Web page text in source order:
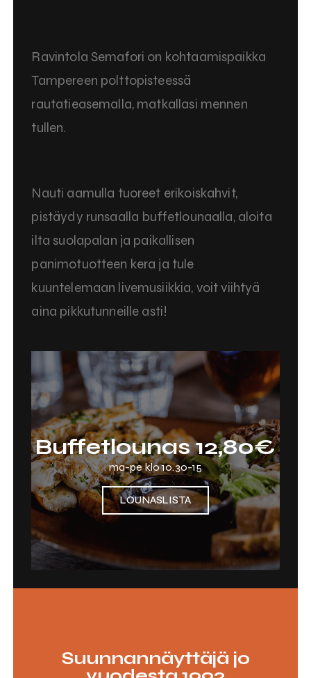
Ravintola Semafori on kohtaamispaikka
Tampereen polttopisteessä
rautatieasemalla, matkallasi mennen
tullen.
Nauti aamulla tuoreet erikoiskahvit,
pistäydy runsaalla buffetlounaalla, aloita
ilta suolapalan ja paikallisen
panimotuotteen kera ja tule
kuuntelemaan livemusiikkia, voit viihtyä
aina pikkutunneille asti!
Buffetlounas 12,80€
ma-pe klo 10.30-15
LOUNASLISTA
Suunnannäyttäjä jo